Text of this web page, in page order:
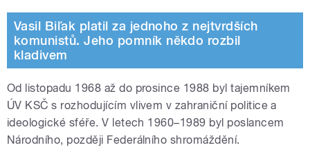
Vasil Biľak platil za jednoho z nejtvrdších
komunistů. Jeho pomník někdo rozbil
kladivem
Od listopadu 1968 až do prosince 1988 byl tajemníkem
ÚV KSČ s rozhodujícím vlivem v zahraniční politice a
ideologické sféře. V letech 1960–1989 byl poslancem
Národního, později Federálního shromáždění.